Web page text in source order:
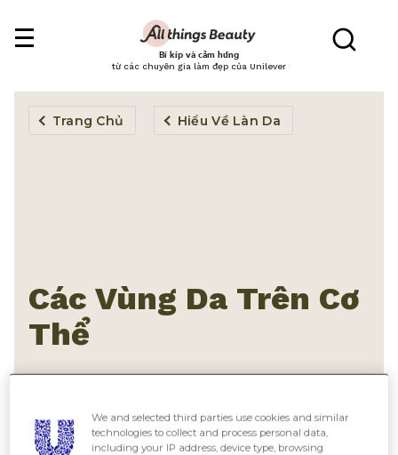
Bí kíp và cảm hứng
từ các chuyên gia làm đẹp của Unilever
Trang Chủ Hiểu Về Làn Da
Các Vùng Da Trên Cơ
Thể
We and selected third parties use cookies and similar
technologies to collect and process personal data,
including your IP address, device type, browsing